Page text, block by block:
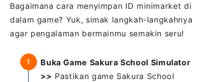
Bagaimana cara menyimpan ID minimarket di
dalam game? Yuk, simak langkah-langkahnya
agar pengalaman bermainmu semakin seru!
Buka Game Sakura School Simulator
>> Pastikan game Sakura School